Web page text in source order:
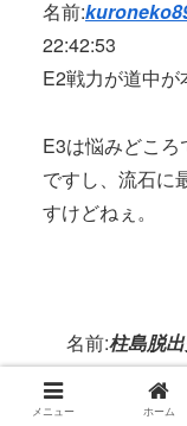
名前:
22:42:53
E2戦力が道中が
E3は悩みどころ
ですし、流石に
すけどねぇ。
名前:柱島脱
2022/08/30(
夏雲掘るのに
メニュー ホーム